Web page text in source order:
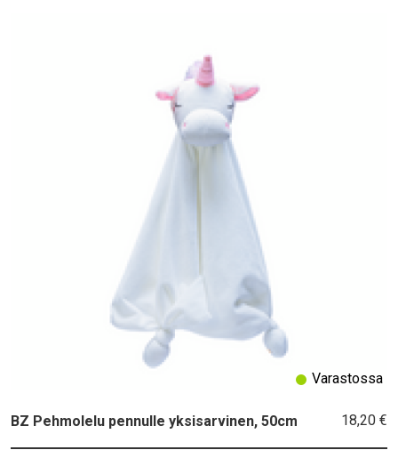
BZ Pehmolelu pennulle yksisarvinen, 50cm 18,20 €
Varastossa